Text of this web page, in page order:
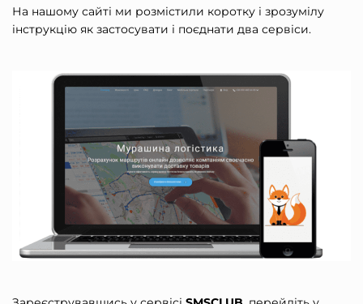
На нашому сайті ми розмістили коротку і зрозумілу
інструкцію як застосувати і поєднати два сервіси.